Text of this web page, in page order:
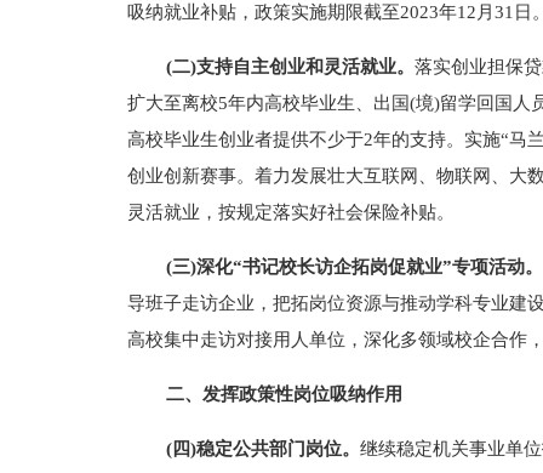
吸纳就业补贴，政策实施期限截至2023年12月31日
(二)支持自主创业和灵活就业。 落实创业担保
扩大至离校5年内高校毕业生、出国(境)留学回国
高校毕业生创业者提供不少于2年的支持。实施“马
创业创新赛事。着力发展壮大互联网、物联网、大
灵活就业，按规定落实好社会保险补贴。
(三)深化“书记校长访企拓岗促就业”专项活动。
导班子走访企业，把拓岗位资源与推动学科专业建
高校集中走访对接用人单位，深化多领域校企合作
二、发挥政策性岗位吸纳作用
(四)稳定公共部门岗位。 继续稳定机关事业单